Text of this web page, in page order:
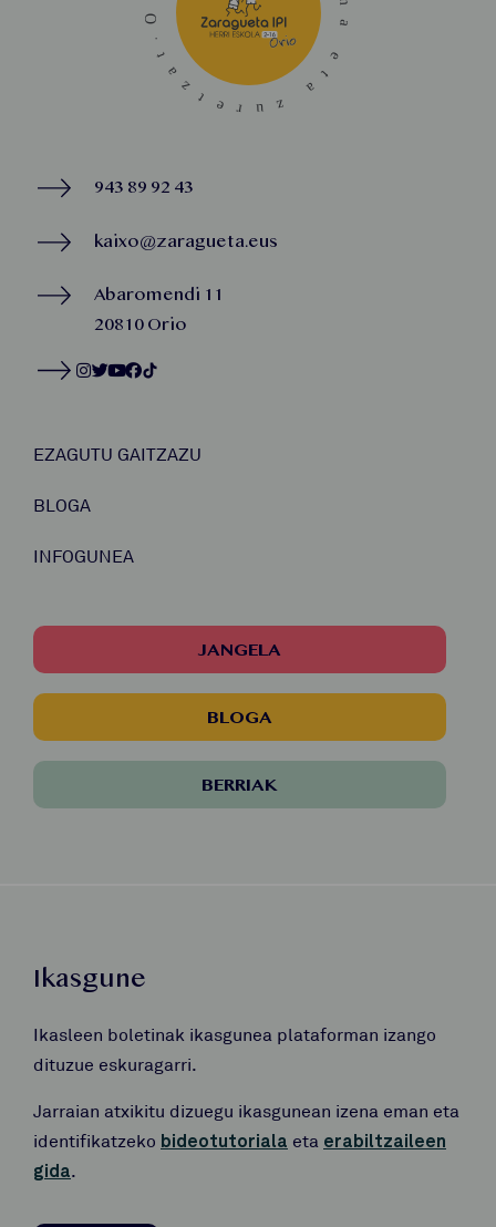
943 89 92 43
kaixo@zaragueta.eus
Abaromendi 11
20810 Orio
EZAGUTU GAITZAZU
BLOGA
INFOGUNEA
JANGELA
BLOGA
BERRIAK
Ikasgune
Ikasleen boletinak ikasgunea plataforman izango
dituzue eskuragarri.
Jarraian atxikitu dizuegu ikasgunean izena eman eta
identifikatzeko bideotutoriala eta erabiltzaileen
gida.